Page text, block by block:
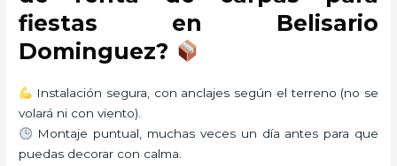
fiestas en Belisario
Dominguez?
Instalación segura, con anclajes según el terreno (no se
volará ni con viento).
Montaje puntual, muchas veces un día antes para que
puedas decorar con calma.